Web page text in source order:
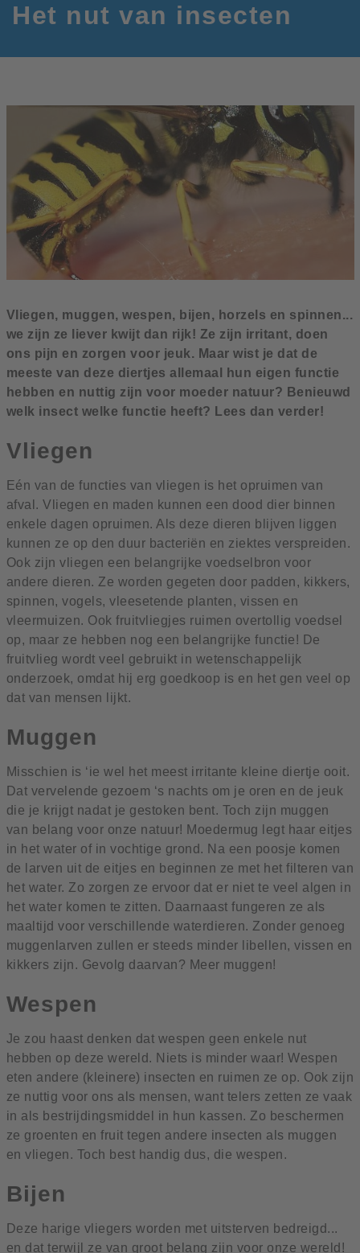
Het nut van insecten
Vliegen, muggen, wespen, bijen, horzels en spinnen...
we zijn ze liever kwijt dan rijk! Ze zijn irritant, doen
ons pijn en zorgen voor jeuk. Maar wist je dat de
meeste van deze diertjes allemaal hun eigen functie
hebben en nuttig zijn voor moeder natuur? Benieuwd
welk insect welke functie heeft? Lees dan verder!
Vliegen
Eén van de functies van vliegen is het opruimen van
afval. Vliegen en maden kunnen een dood dier binnen
enkele dagen opruimen. Als deze dieren blijven liggen
kunnen ze op den duur bacteriën en ziektes verspreiden.
Ook zijn vliegen een belangrijke voedselbron voor
andere dieren. Ze worden gegeten door padden, kikkers,
spinnen, vogels, vleesetende planten, vissen en
vleermuizen. Ook fruitvliegjes ruimen overtollig voedsel
op, maar ze hebben nog een belangrijke functie! De
fruitvlieg wordt veel gebruikt in wetenschappelijk
onderzoek, omdat hij erg goedkoop is en het gen veel op
dat van mensen lijkt.
Muggen
Misschien is ‘ie wel het meest irritante kleine diertje ooit.
Dat vervelende gezoem ‘s nachts om je oren en de jeuk
die je krijgt nadat je gestoken bent. Toch zijn muggen
van belang voor onze natuur! Moedermug legt haar eitjes
in het water of in vochtige grond. Na een poosje komen
de larven uit de eitjes en beginnen ze met het filteren van
het water. Zo zorgen ze ervoor dat er niet te veel algen in
het water komen te zitten. Daarnaast fungeren ze als
maaltijd voor verschillende waterdieren. Zonder genoeg
muggenlarven zullen er steeds minder libellen, vissen en
kikkers zijn. Gevolg daarvan? Meer muggen!
Wespen
Je zou haast denken dat wespen geen enkele nut
hebben op deze wereld. Niets is minder waar! Wespen
eten andere (kleinere) insecten en ruimen ze op. Ook zijn
ze nuttig voor ons als mensen, want telers zetten ze vaak
in als bestrijdingsmiddel in hun kassen. Zo beschermen
ze groenten en fruit tegen andere insecten als muggen
en vliegen. Toch best handig dus, die wespen.
Bijen
Deze harige vliegers worden met uitsterven bedreigd...
en dat terwijl ze van groot belang zijn voor onze wereld!